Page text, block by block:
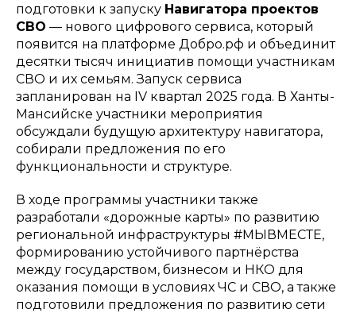
подготовки к запуску Навигатора проектов
СВО — нового цифрового сервиса, который
появится на платформе Добро.рф и объединит
десятки тысяч инициатив помощи участникам
СВО и их семьям. Запуск сервиса
запланирован на IV квартал 2025 года. В Ханты-
Мансийске участники мероприятия
обсуждали будущую архитектуру навигатора,
собирали предложения по его
функциональности и структуре.
В ходе программы участники также
разработали «дорожные карты» по развитию
региональной инфраструктуры #МЫВМЕСТЕ,
формированию устойчивого партнёрства
между государством, бизнесом и НКО для
оказания помощи в условиях ЧС и СВО, а также
подготовили предложения по развитию сети